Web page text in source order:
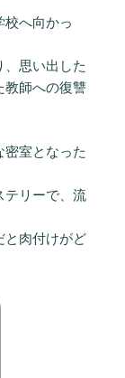
へ向かっ
、思い出した
教師への復讐
室となった
テリーで、流
と肉付けがど